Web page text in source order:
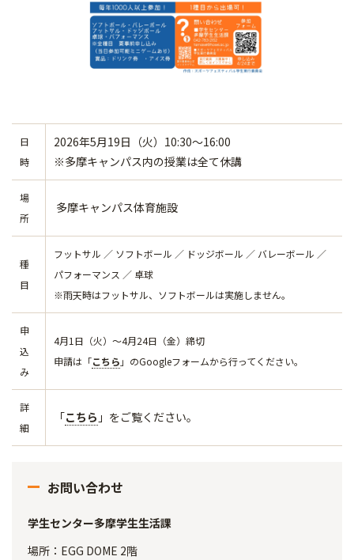
日
時
2026年5月19日（火）10:30～16:00
※多摩キャンパス内の授業は全て休講
場
所
多摩キャンパス体育施設
種
目
フットサル ／ ソフトボール ／ ドッジボール ／ バレーボール ／
パフォーマンス ／ 卓球
※雨天時はフットサル、ソフトボールは実施しません。
申
込
み
4月1日（火）～4月24日（金）締切
申請は「こちら 」のGoogleフォームから行ってください。
詳
細
「こちら 」をご覧ください。
お問い合わせ
学生センター多摩学生生活課
場所：EGG DOME 2階